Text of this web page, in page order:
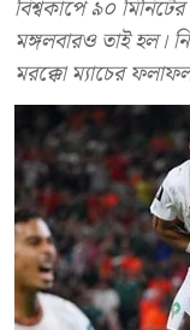
বিশ্বকাপে ৯০
মঙ্গলবারও তাই হল।
মরক্কো ম্যাচের